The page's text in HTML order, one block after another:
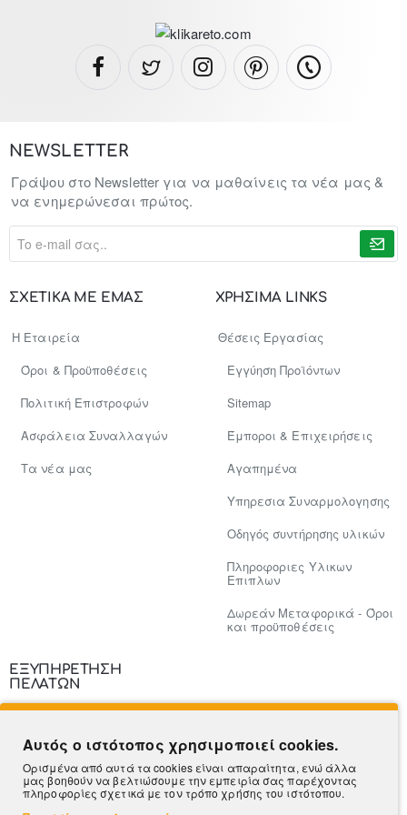
ΣΧΕΤΙΚΑ ΜΕ ΕΜΑΣ
Η Εταιρεία
Όροι & Προϋποθέσεις
Πολιτική Επιστροφών
Ασφάλεια Συναλλαγών
Tα νέα μας
ΧΡΗΣΙΜΑ LINKS
Θέσεις Εργασίας
Εγγύηση Προϊόντων
Sitemap
Έμποροι & Επιχειρήσεις
Αγαπημένα
Υπηρεσια Συναρμολογησης
Οδηγός συντήρησης υλικών
Πληροφοριες Υλικων
Επιπλων
Δωρεάν Μεταφορικά - Όροι
και προϋποθέσεις
ΕΞΥΠΗΡΕΤΗΣΗ
ΠΕΛΑΤΩΝ
Τρόποι Πληρωμής
Πληροφορίες Αποστολής
NEWSLETTER
Γράψου στο Newsletter για να μαθαίνεις τα νέα μας &
να ενημερώνεσαι πρώτος.
σας..
Αυτός ο ιστότοπος χρησιμοποιεί cookies.
Ορισμένα από αυτά τα cookies είναι απαραίτητα, ενώ άλλα
μας βοηθούν να βελτιώσουμε την εμπειρία σας παρέχοντας
πληροφορίες σχετικά με τον τρόπο χρήσης του ιστότοπου.